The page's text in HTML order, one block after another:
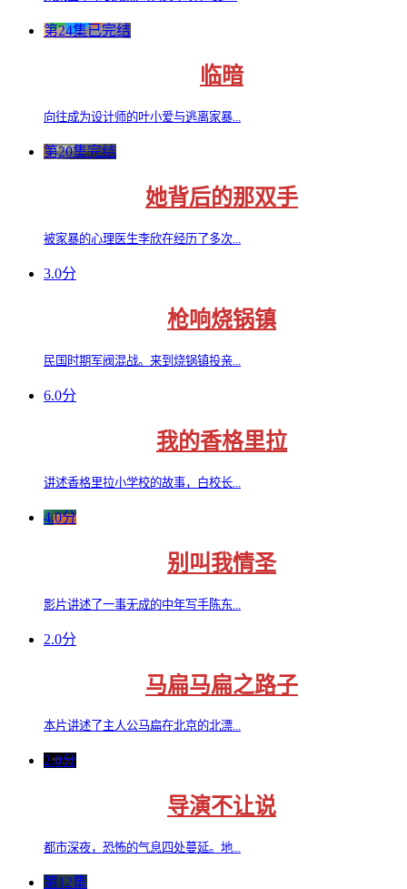
第24集已完结
临暗
向往成为设计师的叶小爱与逃离家暴...
第20集完结
她背后的那双手
被家暴的心理医生李欣在经历了多次...
3.0分
枪响烧锅镇
民国时期军阀混战。来到烧锅镇投亲...
6.0分
我的香格里拉
讲述香格里拉小学校的故事，白校长...
4.0分
别叫我情圣
影片讲述了一事无成的中年写手陈东...
2.0分
马扁马扁之路子
本片讲述了主人公马扁在北京的北漂...
2.0分
导演不让说
都市深夜，恐怖的气息四处蔓延。地...
第12集